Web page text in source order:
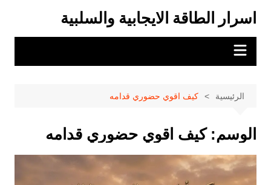
المحتوى
اسرار الطاقة الايجابية والسلبية
الرئيسية كيف اقوي حضوري قدامه
الوسم:كيف اقوي حضوري قدامه